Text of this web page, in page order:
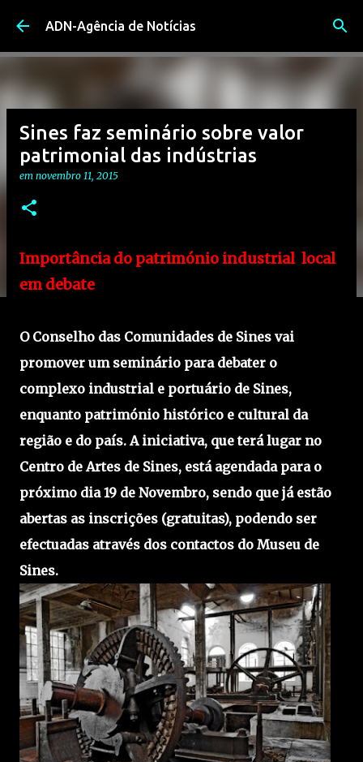
Avançar para o conteúdo principal
ADN-Agência de Notícias
Sines faz seminário sobre valor
patrimonial das indústrias
em novembro 11, 2015
Importância do património industrial local
em debate
O Conselho das Comunidades de Sines vai
promover um seminário para debater o
complexo industrial e portuário de Sines,
enquanto património histórico e cultural da
região e do país. A iniciativa, que terá lugar no
Centro de Artes de Sines, está agendada para o
próximo dia 19 de Novembro, sendo que já estão
abertas as inscrições (gratuitas), podendo ser
efectuadas através dos contactos do Museu de
Sines.